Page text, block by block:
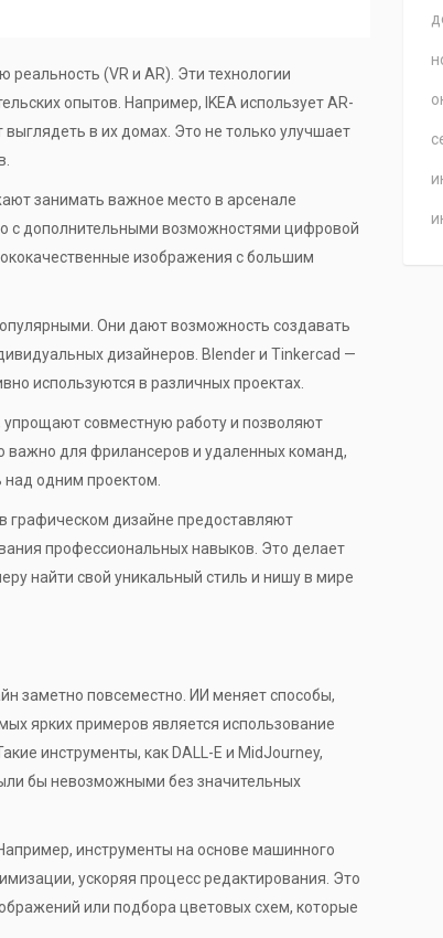
(VR и AR). Эти технологии
опытов. Например, IKEA использует AR-
в их домах. Это не только улучшает
занимать важное место в арсенале
с дополнительными возможностями цифровой
изображения с большим
Они дают возможность создавать
дизайнеров. Blender и Tinkercad —
используются в различных проектах.
упрощают совместную работу и позволяют
важно для фрилансеров и удаленных команд,
над одним проектом.
графическом дизайне предоставляют
профессиональных навыков. Это делает
найти свой уникальный стиль и нишу в мире
заметно повсеместно. ИИ меняет способы,
ярких примеров является использование
инструменты, как DALL-E и MidJourney,
бы невозможными без значительных
инструменты на основе машинного
ускоряя процесс редактирования. Это
или подбора цветовых схем, которые